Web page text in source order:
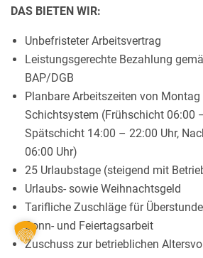
DAS BIETEN WIR:
Unbefristeter Arbeitsvertrag
Leistungsgerechte Bezahlung
BAP/DGB
Planbare Arbeitszeiten von
Schichtsystem (Frühschicht 06:00
Spätschicht 14:00 – 22:00 Uhr,
06:00 Uhr)
25 Urlaubstage (steigend mit
Urlaubs- sowie Weihnachtsgeld
Tarifliche Zuschläge für
Sonn- und Feiertagsarbeit
Zuschuss zur betrieblichen